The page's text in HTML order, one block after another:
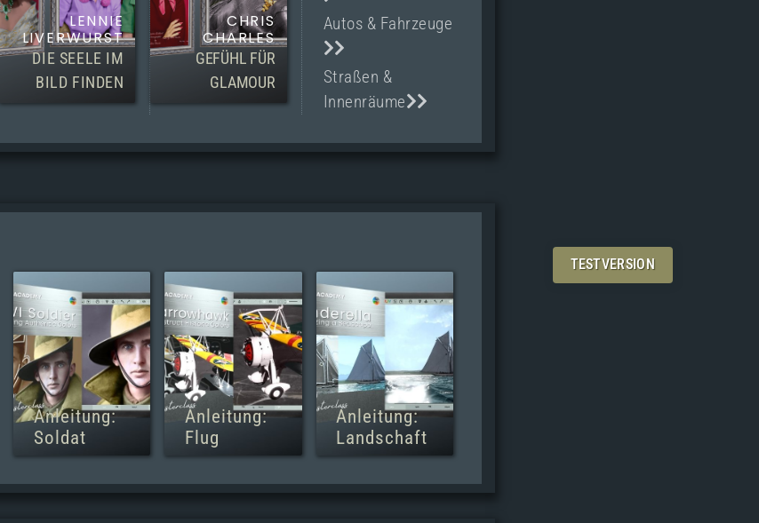
LENNIE
LIVERWURST
DIE SEELE IM
BILD FINDEN
CHRIS
CHARLES
GEFÜHL FÜR
GLAMOUR
Autos & Fahrzeuge
Straßen &
Innenräume
Anleitung:
Soldat
Anleitung:
Flug
Anleitung:
Landschaft
TESTVERSION